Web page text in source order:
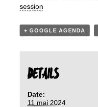
session
+ GOOGLE AGENDA
DETAILS
Date:
11 mai 2024